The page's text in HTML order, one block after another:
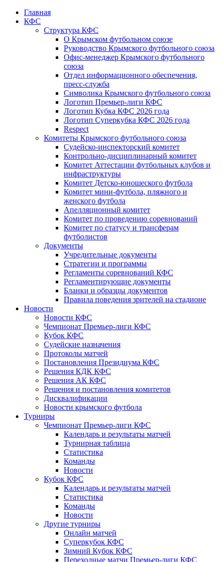
Главная
КФС
Структура КФС
О Крымском футбольном союзе
Руководство Крымского футбольного союза
Офис-менеджер Крымского футбольного
союза
Отдел информационного обеспечения,
пресс-служба
Символика Крымского футбольного союза
Логотип Премьер-лиги КФС
Логотип Кубка КФС 2026 года
Логотип Суперкубка КФС 2026 года
Respect
Комитеты Крымского футбольного союза
Судейско-инспекторский комитет
Контрольно-дисциплинарный комитет
Комитет Аттестации футбольных клубов и
инфраструктуры
Комитет Детско-юношеского футбола
Комитет мини-футбола, пляжного и
женского футбола
Апелляционный комитет
Комитет по проведению соревнований
Комитет по статусу и трансферам
футболистов
Документы
Учредительные документы
Стратегии и программы
Регламенты соревнований КФС
Регламентирующие документы
Бланки и образцы документов
Правила поведения зрителей на стадионе
Новости
Новости КФС
Чемпионат Премьер-лиги КФС
Кубок КФС
Судейские назначения
Протоколы матчей
Постановления Президиума КФС
Решения КДК КФС
Решения АК КФС
Решения и постановления комитетов
Дисквалификации
Новости крымского футбола
Турниры
Чемпионат Премьер-лиги КФС
Календарь и результаты матчей
Турнирная таблица
Статистика
Команды
Новости
Кубок КФС
Календарь и результаты матчей
Статистика
Команды
Новости
Другие турниры
Онлайн матчей
Суперкубок КФС
Зимний Кубок КФС
Переходные матчи Премьер-лиги КФС